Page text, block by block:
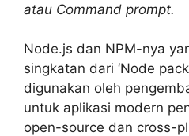
atau Command prompt.
Node.js dan NPM-nya
singkatan dari ‘Node
digunakan oleh
untuk aplikasi modern
open-source dan cross-